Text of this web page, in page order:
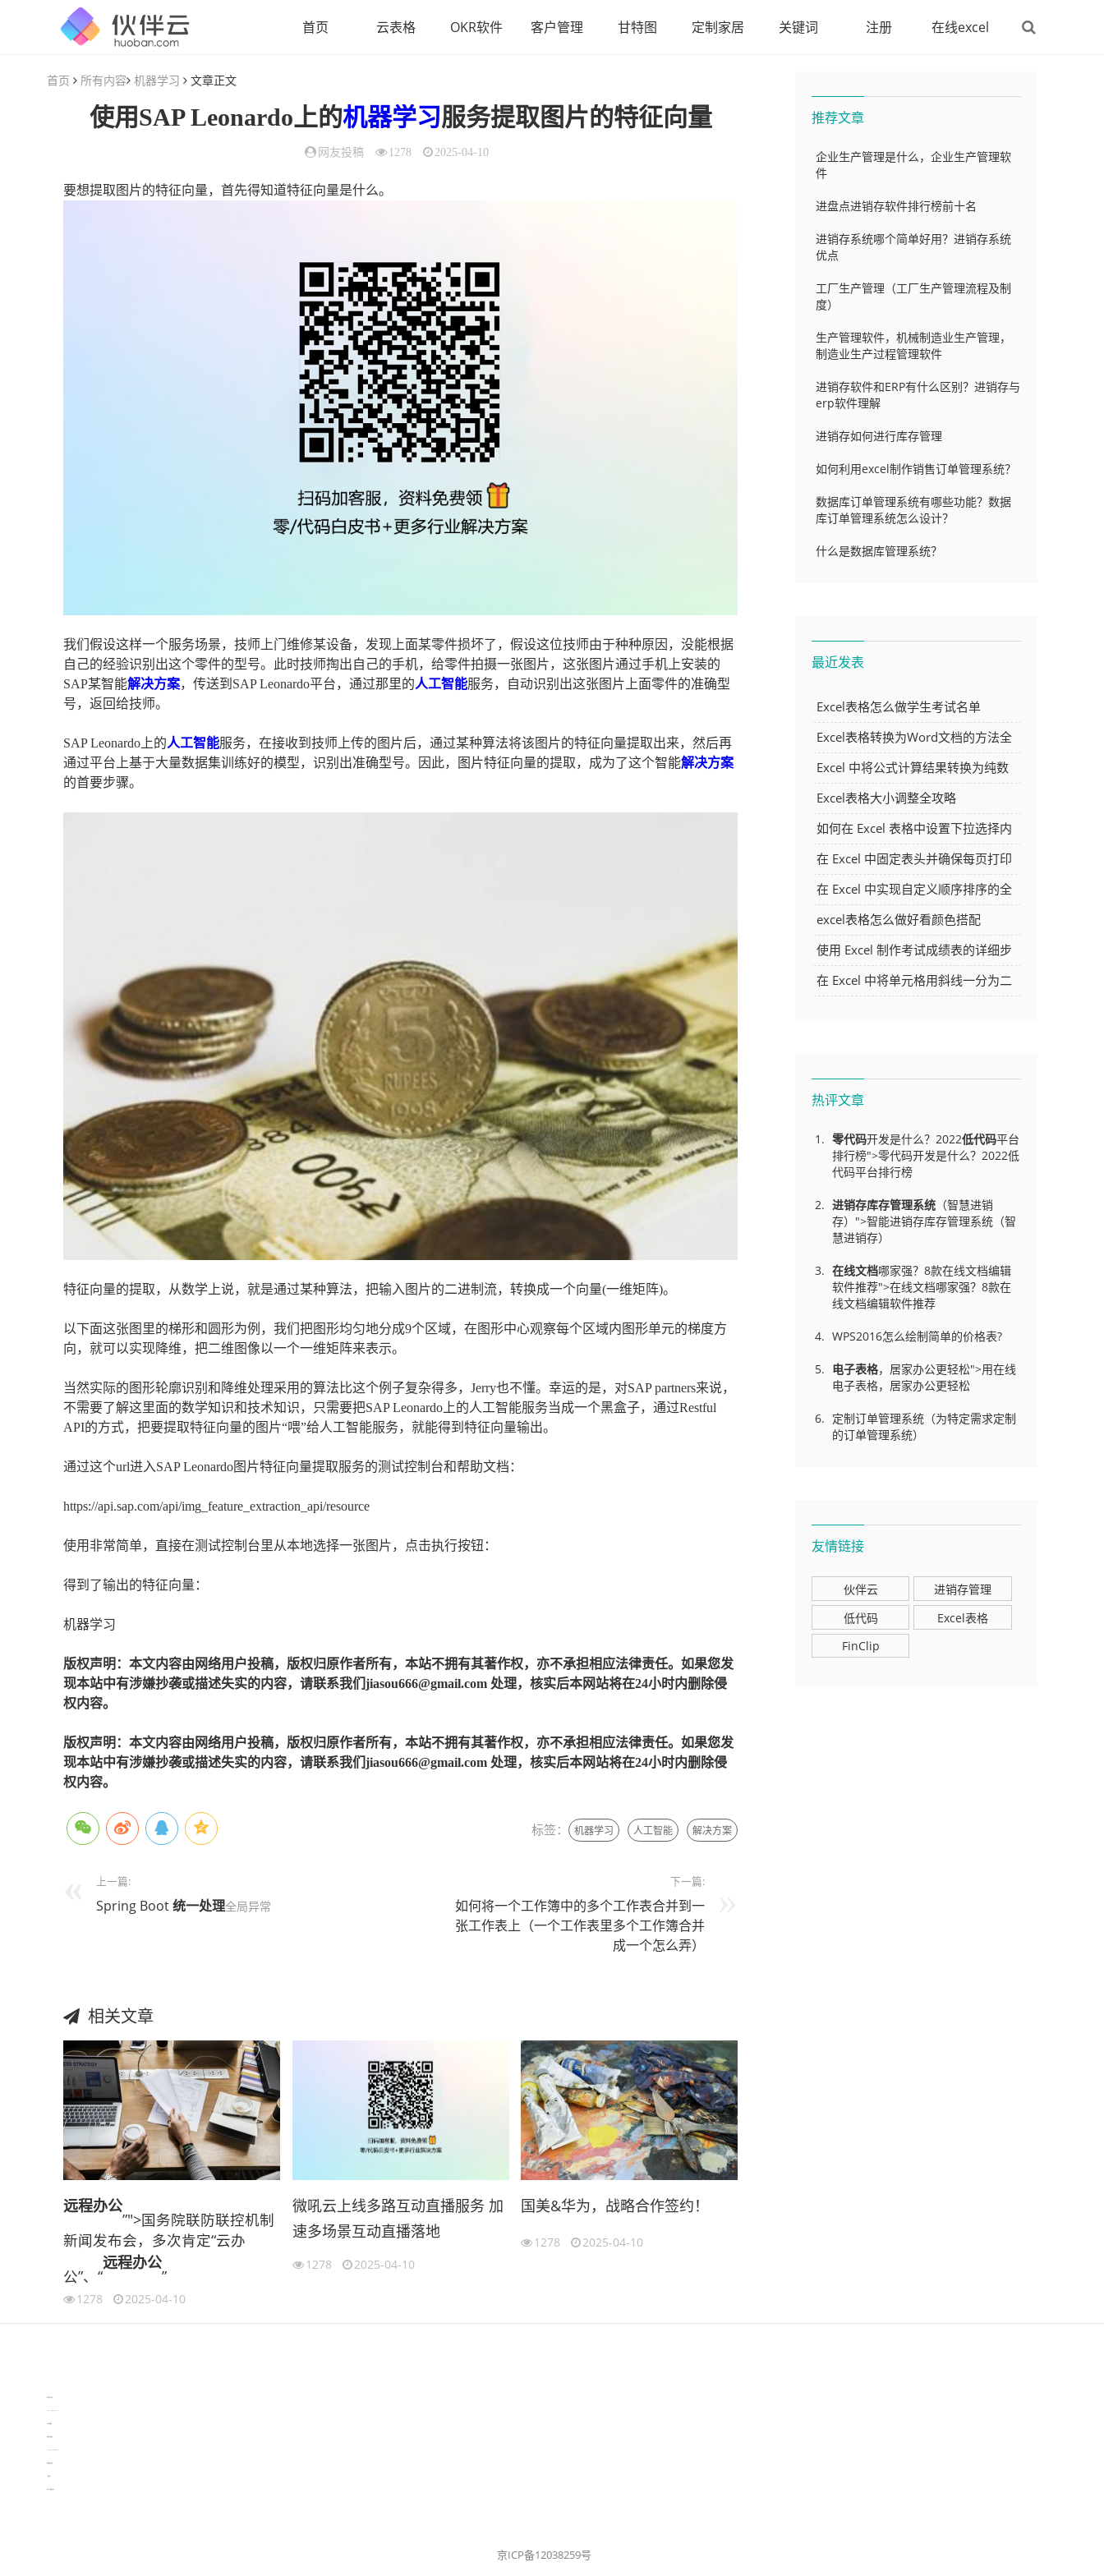
首页 云表格 OKR软件 客户管理 甘特图 定制家居 关键词 注册 在线excel
首页 所有内容 机器学习 文章正文
使用SAP Leonardo上的机器学习服务提取图片的特征向量
网友投稿 1278 2025-04-10
要想提取图片的特征向量，首先得知道特征向量是什么。
我们假设这样一个服务场景，技师上门维修某设备，发现上面某零件损坏了，假设这位技师由于种种原因，没能根据
自己的经验识别出这个零件的型号。此时技师掏出自己的手机，给零件拍摄一张图片，这张图片通过手机上安装的
SAP某智能解决方案，传送到SAP Leonardo平台，通过那里的人工智能服务，自动识别出这张图片上面零件的准确型
号，返回给技师。
SAP Leonardo上的人工智能服务，在接收到技师上传的图片后，通过某种算法将该图片的特征向量提取出来，然后再
通过平台上基于大量数据集训练好的模型，识别出准确型号。因此，图片特征向量的提取，成为了这个智能解决方案
的首要步骤。
特征向量的提取，从数学上说，就是通过某种算法，把输入图片的二进制流，转换成一个向量(一维矩阵)。
以下面这张图里的梯形和圆形为例，我们把图形均匀地分成9个区域，在图形中心观察每个区域内图形单元的梯度方
向，就可以实现降维，把二维图像以一个一维矩阵来表示。
当然实际的图形轮廓识别和降维处理采用的算法比这个例子复杂得多，Jerry也不懂。幸运的是，对SAP partners来说，
不需要了解这里面的数学知识和技术知识，只需要把SAP Leonardo上的人工智能服务当成一个黑盒子，通过Restful
API的方式，把要提取特征向量的图片“喂”给人工智能服务，就能得到特征向量输出。
通过这个url进入SAP Leonardo图片特征向量提取服务的测试控制台和帮助文档：
https://api.sap.com/api/img_feature_extraction_api/resource
使用非常简单，直接在测试控制台里从本地选择一张图片，点击执行按钮：
得到了输出的特征向量：
机器学习
版权声明：本文内容由网络用户投稿，版权归原作者所有，本站不拥有其著作权，亦不承担相应法律责任。如果您发
现本站中有涉嫌抄袭或描述失实的内容，请联系我们jiasou666@gmail.com 处理，核实后本网站将在24小时内删除侵
权内容。
版权声明：本文内容由网络用户投稿，版权归原作者所有，本站不拥有其著作权，亦不承担相应法律责任。如果您发
现本站中有涉嫌抄袭或描述失实的内容，请联系我们jiasou666@gmail.com 处理，核实后本网站将在24小时内删除侵
权内容。
标签： 机器学习 人工智能 解决方案
上一篇:
Spring Boot统一处理全局异常
下一篇:
如何将一个工作簿中的多个工作表合并到一
张工作表上（一个工作表里多个工作簿合并
成一个怎么弄）
相关文章
远程办公
”">国务院联防联控机制
新闻发布会，多次肯定“云办
公”、“
远程办公
”
1278 2025-04-10
微吼云上线多路互动直播服务 加
速多场景互动直播落地
1278 2025-04-10
国美&华为，战略合作签约！
1278 2025-04-10
推荐文章
企业生产管理是什么，企业生产管理软
件
进盘点进销存软件排行榜前十名
进销存系统哪个简单好用？进销存系统
优点
工厂生产管理（工厂生产管理流程及制
度）
生产管理软件，机械制造业生产管理，
制造业生产过程管理软件
进销存软件和ERP有什么区别？进销存与
erp软件理解
进销存如何进行库存管理
如何利用excel制作销售订单管理系统？
数据库订单管理系统有哪些功能？数据
库订单管理系统怎么设计？
什么是数据库管理系统？
最近发表
Excel表格怎么做学生考试名单
Excel表格转换为Word文档的方法全
解析
Excel 中将公式计算结果转换为纯数
字的多种方法
Excel表格大小调整全攻略
如何在 Excel 表格中设置下拉选择内
容
在 Excel 中固定表头并确保每页打印
时都显示表头的方法详解
在 Excel 中实现自定义顺序排序的全
面指南
excel表格怎么做好看颜色搭配
使用 Excel 制作考试成绩表的详细步
骤及技巧
在 Excel 中将单元格用斜线一分为二
热评文章
零代码开发是什么？2022低代码平台
排行榜">零代码开发是什么？2022低
代码平台排行榜
进销存库存管理系统 （智慧进销
存）">智能进销存库存管理系统（智
慧进销存）
在线文档哪家强？8款在线文档编辑
软件推荐">在线文档哪家强？8款在
线文档编辑软件推荐
WPS2016怎么绘制简单的价格表?
电子表格，居家办公更轻松">用在线
电子表格，居家办公更轻松
定制订单管理系统（为特定需求定制
的订单管理系统）
友情链接
伙伴云
进销存管理
低代码
Excel表格
FinClip
京ICP备12038259号